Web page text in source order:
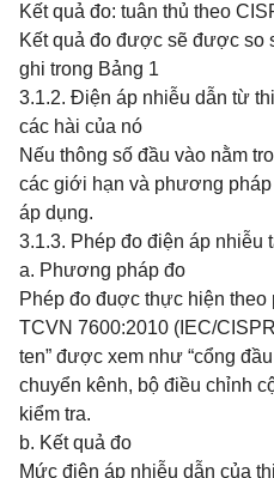
Kết quả đo: tuân thủ theo
Kết quả đo được sẽ được so
ghi trong Bảng 1
3.1.2. Điện áp nhiễu dẫn từ
các hài của nó
Nếu thông số đầu vào nằm
các giới hạn và phương
áp dụng.
3.1.3. Phép đo điện áp nhiễu
a. Phương pháp đo
Phép đo đuợc thực hiện
TCVN 7600:2010 (IEC/
ten” được xem như “cổng
chuyển kênh, bộ điều chỉnh
kiểm tra.
b. Kết quả đo
Mức điện áp nhiễu dẫn của